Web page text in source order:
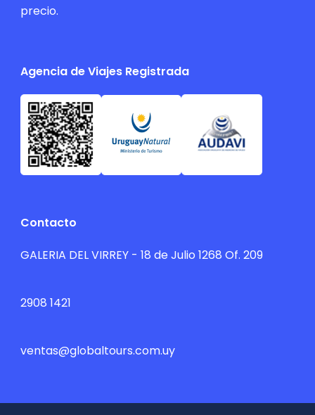
precio.
Agencia de Viajes Registrada
Contacto
GALERIA DEL VIRREY - 18 de Julio 1268 Of. 209
2908 1421
ventas@globaltours.com.uy